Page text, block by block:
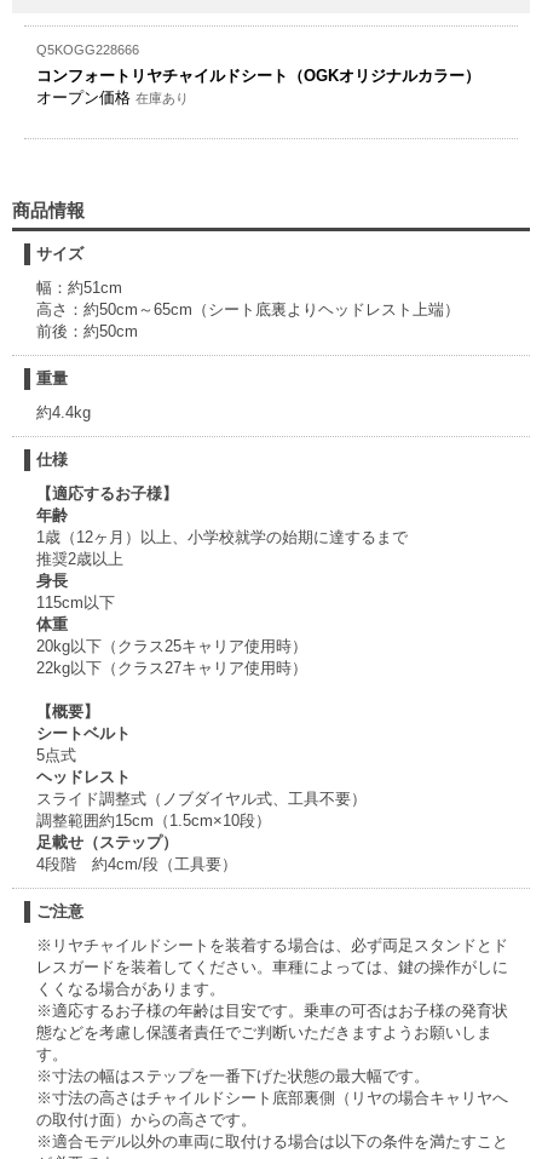
Q5KOGG228666
コンフォートリヤチャイルドシート（OGKオリジナルカラー）
オープン価格 在庫あり
商品情報
サイズ
幅：約51cm
高さ：約50cm～65cm（シート底裏よりヘッドレスト上端）
前後：約50cm
重量
約4.4kg
仕様
【適応するお子様】
年齢
1歳（12ヶ月）以上、小学校就学の始期に達するまで
推奨2歳以上
身長
115cm以下
体重
20kg以下（クラス25キャリア使用時）
22kg以下（クラス27キャリア使用時）
【概要】
シートベルト
5点式
ヘッドレスト
スライド調整式（ノブダイヤル式、工具不要）
調整範囲約15cm（1.5cm×10段）
足載せ（ステップ）
4段階 約4cm/段（工具要）
ご注意
※リヤチャイルドシートを装着する場合は、必ず両足スタンドとド
レスガードを装着してください。車種によっては、鍵の操作がしに
くくなる場合があります。
※適応するお子様の年齢は目安です。乗車の可否はお子様の発育状
態などを考慮し保護者責任でご判断いただきますようお願いしま
す。
※寸法の幅はステップを一番下げた状態の最大幅です。
※寸法の高さはチャイルドシート底部裏側（リヤの場合キャリヤへ
の取付け面）からの高さです。
※適合モデル以外の車両に取付ける場合は以下の条件を満たすこと